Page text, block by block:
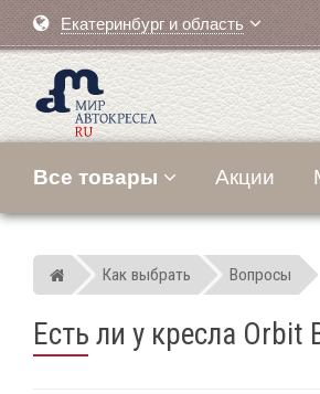
Екатеринбург и область
Все товары Акции
Мир детских автокресел
Как выбрать Вопросы
Есть ли у кресла